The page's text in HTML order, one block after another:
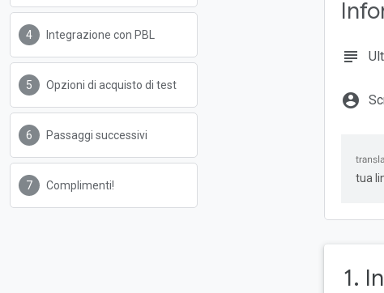
Integrazione con PBL
Opzioni di acquisto di test
Passaggi successivi
Complimenti!
subject
account_circle
tua
1.